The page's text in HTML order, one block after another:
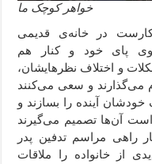
خواهر کوچک ما
در خانه‌ی قدیمی
پای خود و کنار هم
و اختلاف نظرهایشان،
می‌گذارند و سعی می‌کنند
آینده را بسازند و
است آن‌ها تصمیم می‌گیرند
راهی مراسم تدفین پدر
از خانواده را ملاقات